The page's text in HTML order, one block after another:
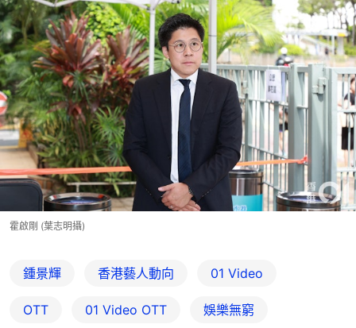
霍啟剛 (葉志明攝)
鍾景輝 香港藝人動向 01 Video
OTT 01‌ ‌Video‌ ‌OTT 娛樂無窮